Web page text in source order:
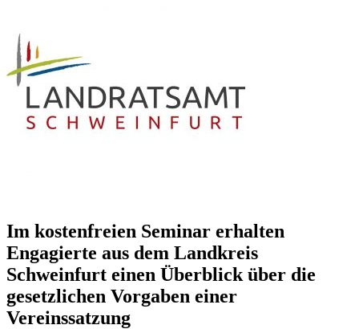
Im kostenfreien Seminar erhalten
Engagierte aus dem Landkreis
Schweinfurt einen Überblick über die
gesetzlichen Vorgaben einer
Vereinssatzung